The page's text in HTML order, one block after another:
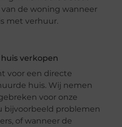
de woning wanneer
met verhuur.
verkopen
voor een directe
huis. Wij nemen
voor onze
bijvoorbeeld problemen
of wanneer de